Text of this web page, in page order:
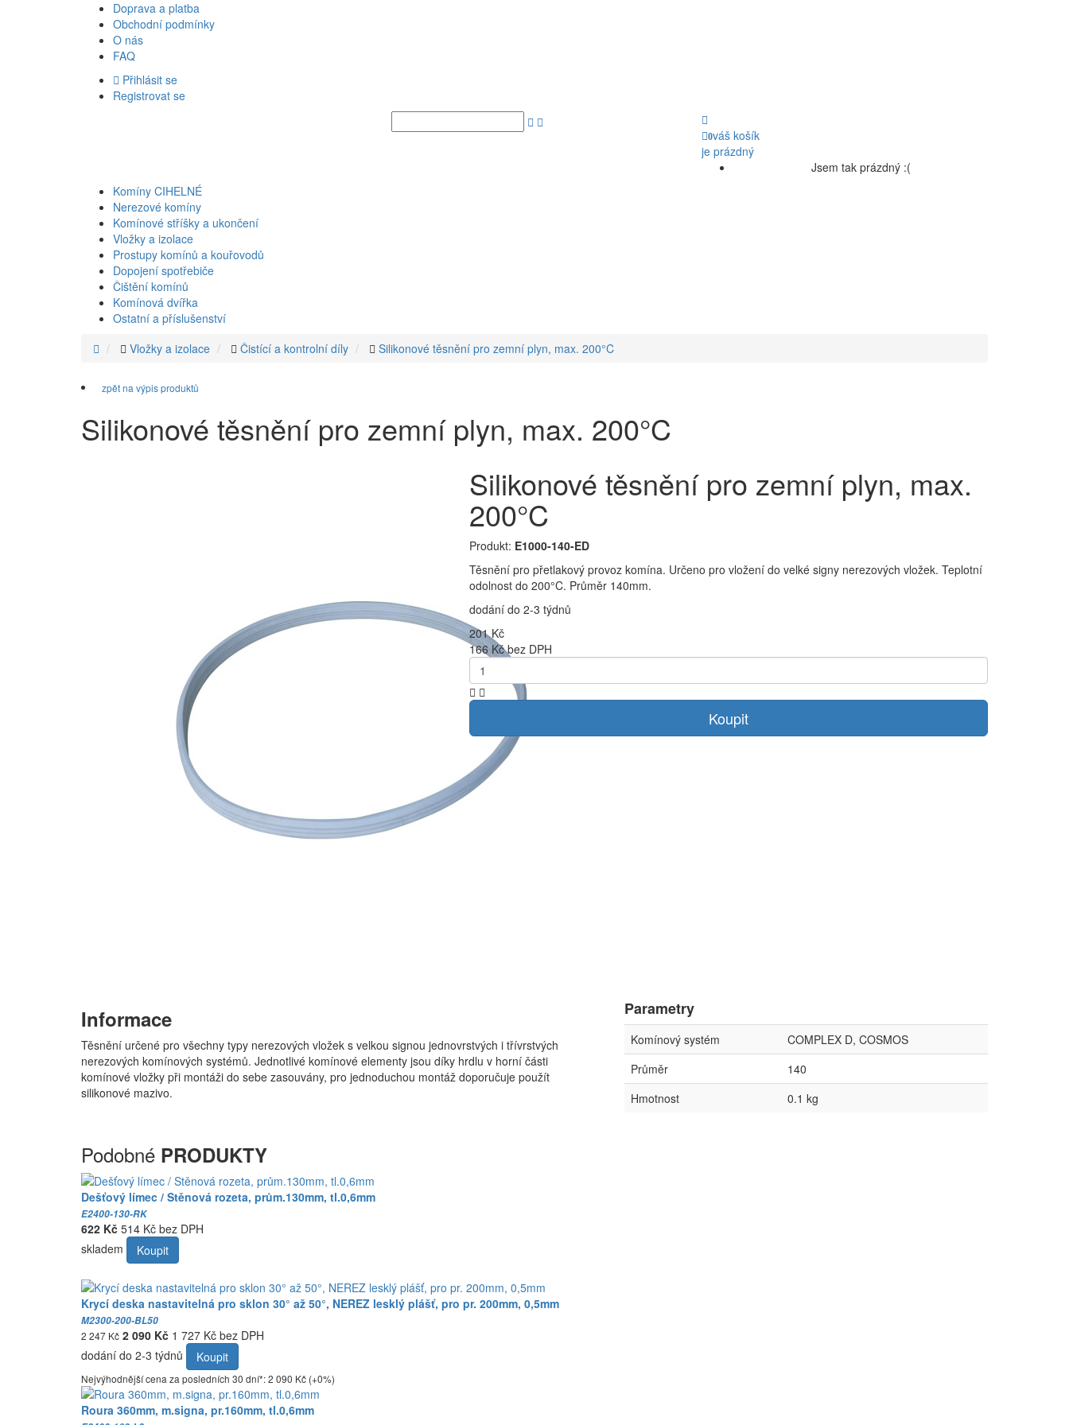
Doprava a platba
Obchodní podmínky
O nás
FAQ
Přihlásit se
Registrovat se
0váš košík
je prázdný
Jsem tak prázdný :(
Komíny CIHELNÉ
Nerezové komíny
Komínové stříšky a ukončení
Vložky a izolace
Prostupy komínů a kouřovodů
Dopojení spotřebiče
Čištění komínů
Komínová dvířka
Ostatní a příslušenství
Vložky a izolace
Čistící a kontrolní díly Silikonové těsnění pro zemní plyn, max. 200°C
zpět na výpis produktů
Silikonové těsnění pro zemní plyn, max. 200°C
Silikonové těsnění pro zemní plyn, max.
200°C
Produkt: E1000-140-ED
Těsnění pro přetlakový provoz komína. Určeno pro vložení do velké signy nerezových vložek. Teplotní
odolnost do 200°C. Průměr 140mm.
dodání do 2-3 týdnů
201 Kč
166 Kč bez DPH
Koupit
Informace
Těsnění určené pro všechny typy nerezových vložek s velkou signou jednovrstvých i třívrstvých
nerezových komínových systémů. Jednotlivé komínové elementy jsou díky hrdlu v horní části
komínové vložky při montáži do sebe zasouvány, pro jednoduchou montáž doporučuje použít
silikonové mazivo.
Parametry
Komínový systém
COMPLEX D, COSMOS
Průměr
140
Hmotnost
0.1 kg
Podobné PRODUKTY
Dešťový límec / Stěnová rozeta, prům.130mm, tl.0,6mm
E2400-130-RK
622 Kč 514 Kč bez DPH
skladem
Koupit
Krycí deska nastavitelná pro sklon 30° až 50°, NEREZ lesklý plášť, pro pr. 200mm, 0,5mm
M2300-200-BL50
2 247 Kč 2 090 Kč 1 727 Kč bez DPH
dodání do 2-3 týdnů
Koupit
Nejvýhodnější cena za posledních 30 dní*: 2 090 Kč (+0%)
Roura 360mm, m.signa, pr.160mm, tl.0,6mm